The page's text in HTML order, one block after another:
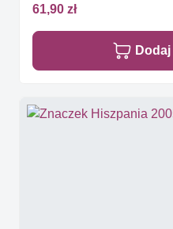
61,90 zł